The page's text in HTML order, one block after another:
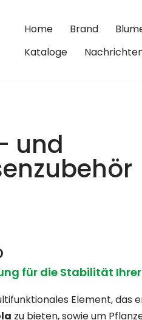
Home Brand
Kataloge
und
für die Stabilität
Element, das
zu bieten, sowie um